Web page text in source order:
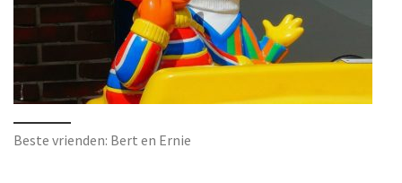
Beste vrienden: Bert en Ernie